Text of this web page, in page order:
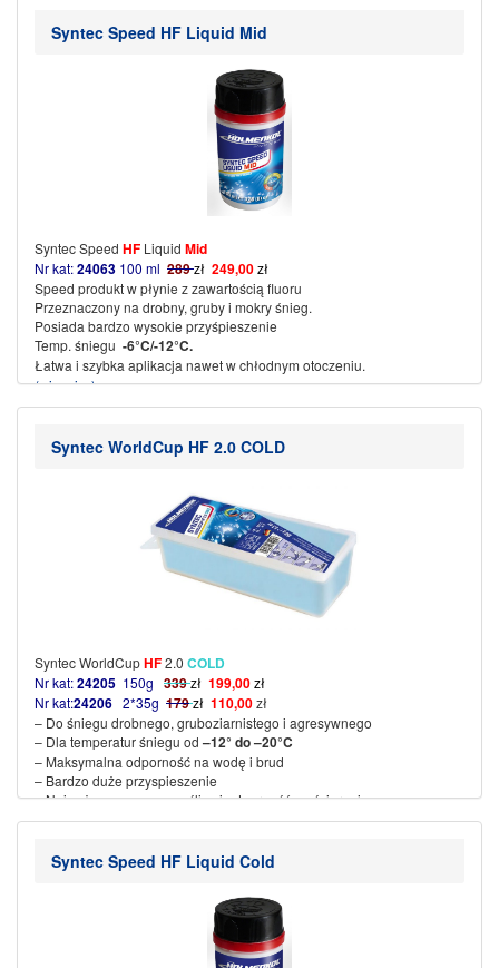
Syntec Speed HF Liquid Mid
Syntec Speed HF Liquid Mid
Nr kat:24063 100 ml 289zł 249,00zł
Speed produkt w płynie z zawartością fluoru
Przeznaczony na drobny, gruby i mokry śnieg.
Posiada bardzo wysokie przyśpieszenie
Temp. śniegu -6°C/-12°C.
Łatwa i szybka aplikacja nawet w chłodnym otoczeniu.
(więcej…)
Syntec WorldCup HF 2.0 COLD
Syntec WorldCupHF2.0 COLD
Nr kat:24205 150g 339zł 199,00zł
Nr kat:24206 2*35g 179zł 110,00zł
– Do śniegu drobnego, gruboziarnistego i agresywnego
– Dla temperatur śniegu od –12° do –20°C
– Maksymalna odporność na wodę i brud
– Bardzo duże przyspieszenie
– Najwyższe oceny za poślizg i odporność na ścieranie
– Temperatura żelazka 120 ~130 °C(więcej…)
Syntec Speed HF Liquid Cold